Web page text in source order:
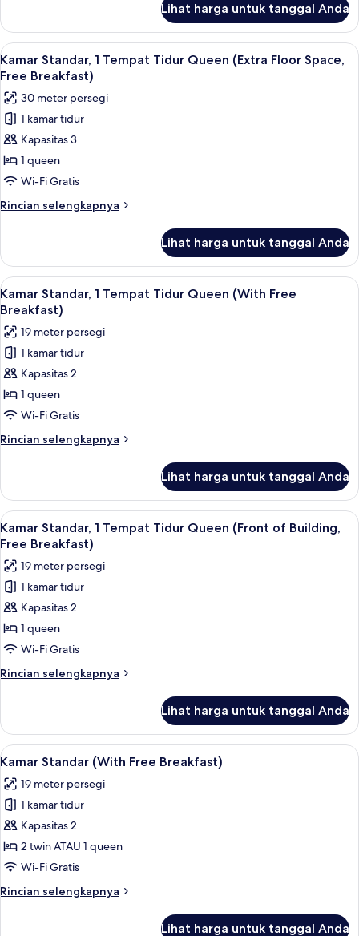
Free
Breakfast)
Kamar
Standar,
2
Tempat
Twin
(With
Free
Breakfast)
Lihat harga untuk tanggal Anda
Lihat
semua
foto
untuk
Kamar
Standar,
1
Tempat
Tidur
Queen
Floor
Space,
Free
Breakfast)
Brankas, meja kerja, ruang kerja
10
Kamar Standar, 1 Tempat Tidur Queen (Extra Floor Space,
Free Breakfast)
30 meter persegi
1 kamar tidur
Kapasitas 3
1 queen
Wi-Fi Gratis
Rincian selengkapnya
Rincian
Kamar
Standar,
1
Tempat
Queen
(Extra
Floor
Space,
Free
Lihat harga untuk tanggal Anda
Lihat
semua
foto
untuk
Kamar
Standar,
1
Tempat
Tidur
Queen
Free
Breakfast)
Brankas, meja kerja, ruang kerja
9
Kamar Standar, 1 Tempat Tidur Queen (With Free
Breakfast)
19 meter persegi
1 kamar tidur
Kapasitas 2
1 queen
Wi-Fi Gratis
Rincian selengkapnya
Rincian
Kamar
Standar,
1
Tempat
Queen
(With
Free
Breakfast)
Lihat harga untuk tanggal Anda
Lihat
semua
foto
untuk
Kamar
Standar,
1
Tempat
Tidur
Queen
of
Building,
Free
Breakfast)
Brankas, meja kerja, ruang kerja
10
Kamar Standar, 1 Tempat Tidur Queen (Front of Building,
Free Breakfast)
19 meter persegi
1 kamar tidur
Kapasitas 2
1 queen
Wi-Fi Gratis
Rincian selengkapnya
Rincian
Kamar
Standar,
1
Tidur
Queen
(Front
of
Building,
Free
Breakfast)
Lihat harga untuk tanggal Anda
Lihat
semua
foto
untuk
Kamar
Standar
(With
Breakfast)
Brankas, meja kerja, ruang kerja
16
Kamar Standar (With Free Breakfast)
19 meter persegi
1 kamar tidur
Kapasitas 2
2 twin ATAU 1 queen
Wi-Fi Gratis
Rincian selengkapnya
Rincian
Lihat harga untuk tanggal Anda